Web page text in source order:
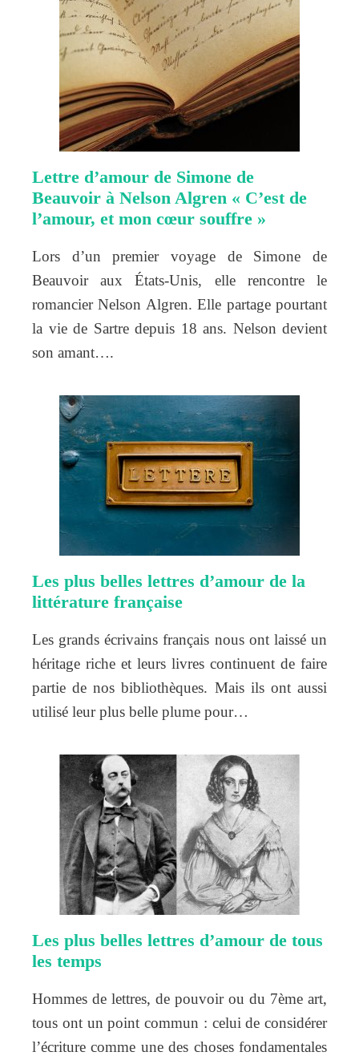
Lettre d’amour de Simone de
Beauvoir à Nelson Algren « C’est de
l’amour, et mon cœur souffre »
Lors d’un premier voyage de Simone de
Beauvoir aux États-Unis, elle rencontre le
romancier Nelson Algren. Elle partage pourtant
la vie de Sartre depuis 18 ans. Nelson devient
son amant….
Les plus belles lettres d’amour de la
littérature française
Les grands écrivains français nous ont laissé un
héritage riche et leurs livres continuent de faire
partie de nos bibliothèques. Mais ils ont aussi
utilisé leur plus belle plume pour…
Les plus belles lettres d’amour de tous
les temps
Hommes de lettres, de pouvoir ou du 7ème art,
tous ont un point commun : celui de considérer
l’écriture comme une des choses fondamentales